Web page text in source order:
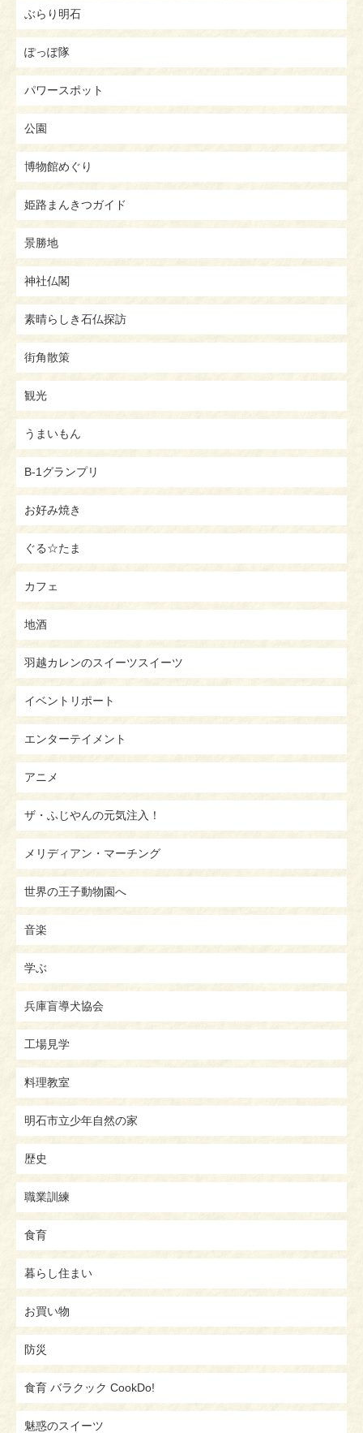
ぶらり明石
ぽっぽ隊
パワースポット
公園
博物館めぐり
姫路まんきつガイド
景勝地
神社仏閣
素晴らしき石仏探訪
街角散策
観光
うまいもん
B-1グランプリ
お好み焼き
ぐる☆たま
カフェ
地酒
羽越カレンのスイーツスイーツ
イベントリポート
エンターテイメント
アニメ
ザ・ふじやんの元気注入！
メリディアン・マーチング
世界の王子動物園へ
音楽
学ぶ
兵庫盲導犬協会
工場見学
料理教室
明石市立少年自然の家
歴史
職業訓練
食育
暮らし住まい
お買い物
防災
食育 バラクック CookDo!
魅惑のスイーツ